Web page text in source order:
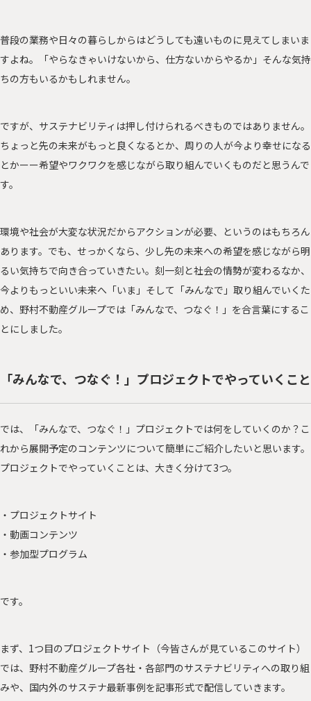
普段の業務や日々の暮らしからはどうしても遠いものに見えてしまいま
すよね。「やらなきゃいけないから、仕方ないからやるか」そんな気持
ちの方もいるかもしれません。
ですが、サステナビリティは押し付けられるべきものではありません。
ちょっと先の未来がもっと良くなるとか、周りの人が今より幸せになる
とかーー希望やワクワクを感じながら取り組んでいくものだと思うんで
す。
環境や社会が大変な状況だからアクションが必要、というのはもちろん
あります。でも、せっかくなら、少し先の未来への希望を感じながら明
るい気持ちで向き合っていきたい。刻一刻と社会の情勢が変わるなか、
今よりもっといい未来へ「いま」そして「みんなで」取り組んでいくた
め、野村不動産グループでは「みんなで、つなぐ！」を合言葉にするこ
とにしました。
「みんなで、つなぐ！」プロジェクトでやっていくこと
では、「みんなで、つなぐ！」プロジェクトでは何をしていくのか？こ
れから展開予定のコンテンツについて簡単にご紹介したいと思います。
プロジェクトでやっていくことは、大きく分けて3つ。
・プロジェクトサイト
・動画コンテンツ
・参加型プログラム
です。
まず、1つ目のプロジェクトサイト（今皆さんが見ているこのサイト）
では、野村不動産グループ各社・各部門のサステナビリティへの取り組
みや、国内外のサステナ最新事例を記事形式で配信していきます。